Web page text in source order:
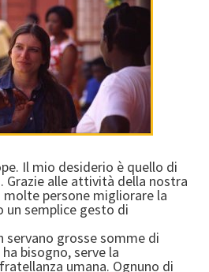
Il mio desiderio è quello di
alle attività della nostra
persone migliorare la
semplice gesto di
servano grosse somme di
bisogno, serve la
umana. Ognuno di